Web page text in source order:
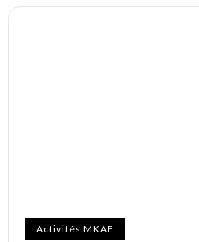
Activités MKAF